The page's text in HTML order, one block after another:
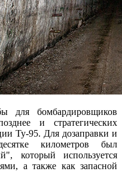
для бомбардировщиков
и стратегических
Ту-95. Для дозаправки и
километров был
который используется
а также как запасной